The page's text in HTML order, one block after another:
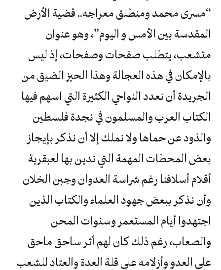
“مسرى محمد ومنطلق معراجه.. قضية الأرض
المقدسة بين الأمس و اليوم”، وهو عنوان
متشعب، يتطلب صفحات وصفحات، إذ ليس
بالإمكان في هذه العجالة وهذا الحيز الضيق من
الجريدة أن نعدد النواحي الكثيرة التي اسهم فيها
الكتاب العرب والمسلمون في نجدة فلسطين
والذود عن حماها ولا نملك إلا أن نذكر بإيجاز
بعض المحطات المهمة التي ندين بها لعبقرية
أقلام أسلافنا رغم شراسة العدوان وجبن الخلان
وأن نذكر ببعض جهود العلماء والكتاب الذين
اجتهدوا أيام المستعمر وسنوات المحن
والصعاب، رغم ذلك كان لهم أثر ساحق ماحق
على العدو وأزلامه على قلة العدة والعتاد للشعب